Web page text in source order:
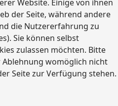
Website. Einige von ihnen
der Seite, während andere
die Nutzererfahrung zu
Sie können selbst
zulassen möchten. Bitte
Ablehnung womöglich nicht
Seite zur Verfügung stehen.